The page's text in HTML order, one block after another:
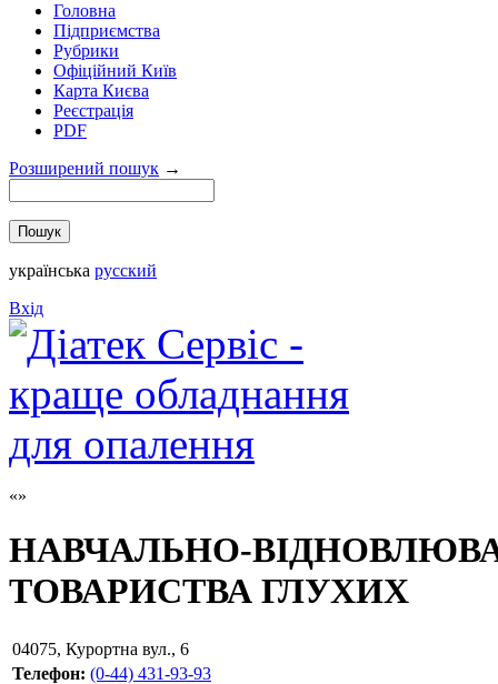
Головна
Підприємства
Рубрики
Офіційний Київ
Карта Києва
Реєстрація
PDF
Розширений пошук →
українська русский
Вхід
НАВЧАЛЬНО-
ТОВАРИСТВА ГЛУХИХ
04075, Курортна вул., 6
Телефон: (0-44) 431-93-93